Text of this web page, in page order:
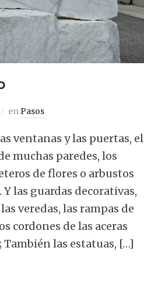
enPasos
ventanas y las puertas, el
muchas paredes, los
de flores o arbustos
las guardas decorativas,
veredas, las rampas de
cordones de las aceras
También las estatuas, […]